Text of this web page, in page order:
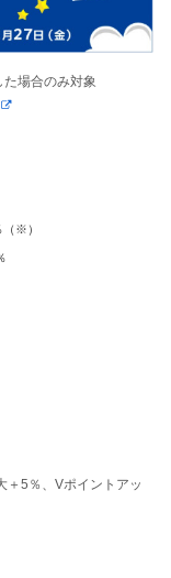
場合のみ対象
（※）
5％、Vポイントアッ